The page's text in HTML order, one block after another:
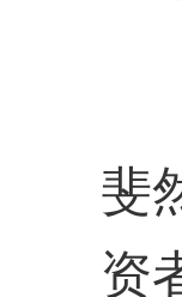
“
斐
资